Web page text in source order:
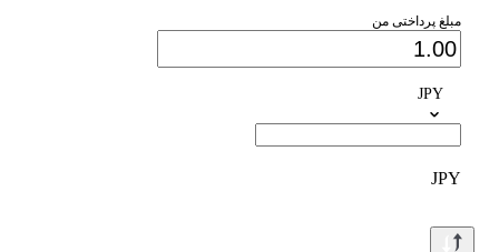
مبلغ پرداختی من
JPY
JPY